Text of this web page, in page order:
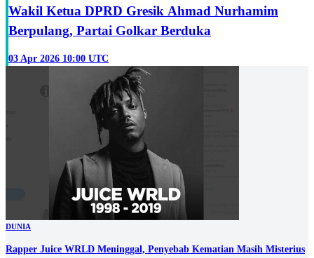
Wakil Ketua DPRD Gresik Ahmad Nurhamim
Berpulang, Partai Golkar Berduka
03 Apr 2026 10:00 UTC
DUNIA
Rapper Juice WRLD Meninggal, Penyebab Kematian Masih Misterius